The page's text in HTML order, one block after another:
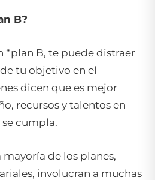
B?
“plan B, te puede distraer
tu objetivo en el
dicen que es mejor
recursos y talentos en
cumpla.
mayoría de los planes,
involucran a muchas